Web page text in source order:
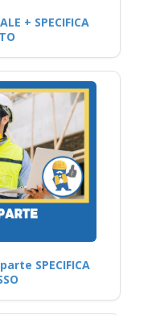
+ SPECIFICA
SPECIFICA